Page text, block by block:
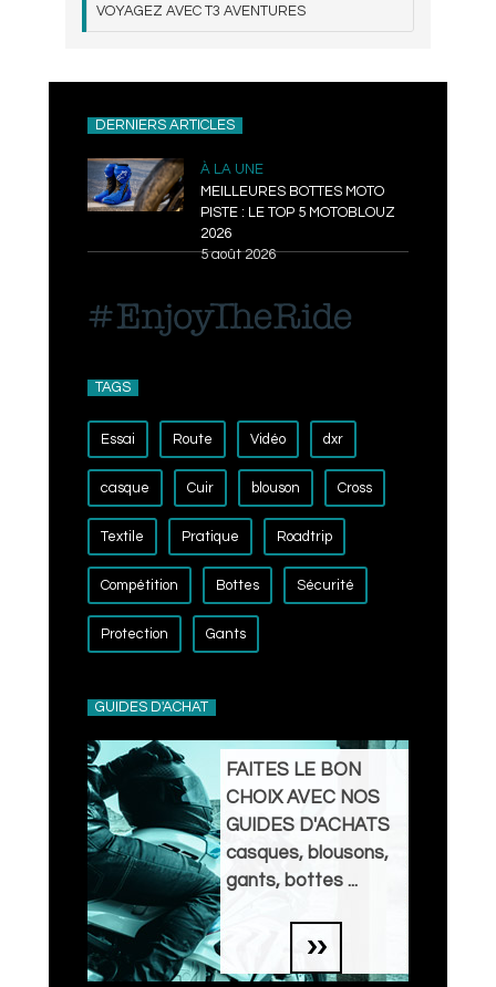
VOYAGEZ AVEC T3 AVENTURES
DERNIERS ARTICLES
À LA UNE
MEILLEURES BOTTES MOTO
PISTE : LE TOP 5 MOTOBLOUZ
2026
5 août 2026
TAGS
Essai Route Vidéo dxr
casque Cuir blouson Cross
Textile Pratique Roadtrip
Compétition Bottes Sécurité
Protection Gants
GUIDES D'ACHAT
FAITES LE BON
CHOIX AVEC NOS
GUIDES D'ACHATS
casques, blousons,
gants, bottes ...